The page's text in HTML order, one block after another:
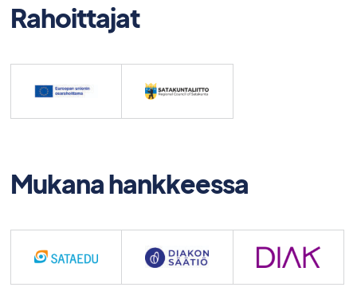
Rahoittajat
Mukana hankkeessa